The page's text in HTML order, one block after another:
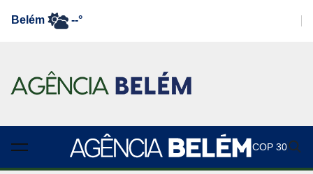
Belém --°
COP 30